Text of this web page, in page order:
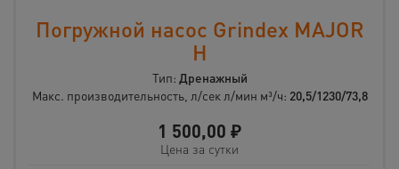
Погружной насос Grindex MAJOR
H
Тип: Дренажный
Макс. производительность, л/сек л/мин м³/ч: 20,5/1230/73,8
1 500,00 ₽
Цена за сутки